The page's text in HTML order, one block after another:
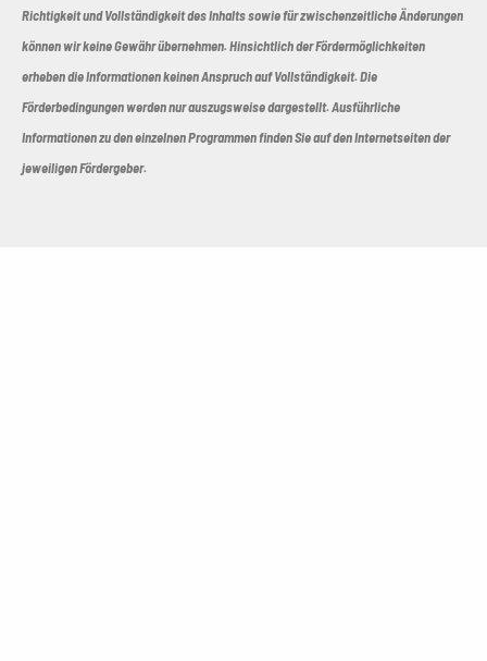
Richtigkeit und Vollständigkeit des Inhalts sowie für zwischenzeitliche Änderungen
können wir keine Gewähr übernehmen. Hinsichtlich der Fördermöglichkeiten
erheben die Informationen keinen Anspruch auf Vollständigkeit. Die
Förderbedingungen werden nur auszugsweise dargestellt. Ausführliche
Informationen zu den einzelnen Programmen finden Sie auf den Internetseiten der
jeweiligen Fördergeber.